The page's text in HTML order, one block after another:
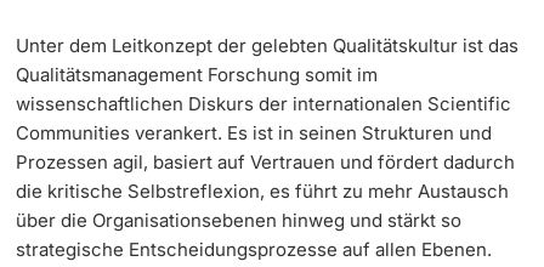
Unter dem Leitkonzept der gelebten Qualitätskultur ist das
Qualitätsmanagement Forschung somit im
wissenschaftlichen Diskurs der internationalen Scientific
Communities verankert. Es ist in seinen Strukturen und
Prozessen agil, basiert auf Vertrauen und fördert dadurch
die kritische Selbstreflexion, es führt zu mehr Austausch
über die Organisationsebenen hinweg und stärkt so
strategische Entscheidungsprozesse auf allen Ebenen.